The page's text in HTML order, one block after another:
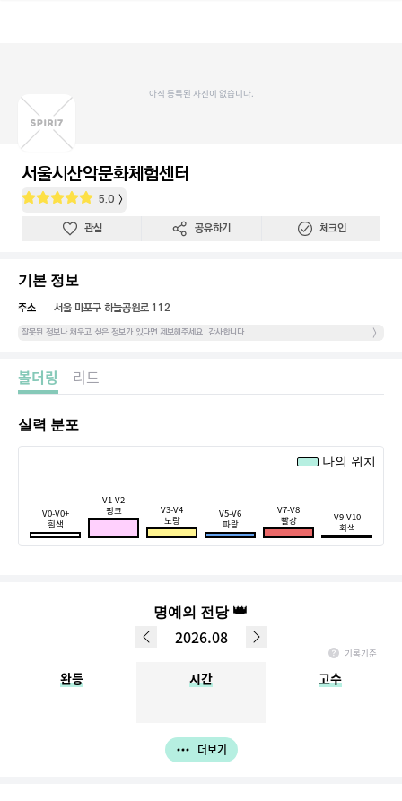
아직 등록된 사진이 없습니다.
서울시산악문화체험센터
5.0
관심
공유하기 체크인
기본 정보
주소 서울 마포구 하늘공원로 112
잘못된 정보나 채우고 싶은 정보가 있다면 제보해주세요. 감사합니다
볼더링 리드
실력 분포
나의 위치
흰색
V0-V0+ 핑크
V1-V2
노랑
V3-V4
파랑
V5-V6
빨강
V7-V8
회색
V9-V10
명예의 전당 👑
2026.08
기록기준
매월 1일 ~ 마지막일 기록, 다음 달 1일 정오까지 입력한 데이터만 반영됩니다.
(ex. 3월 명예의 전당 - 4월 1일 정오 이전까지 입력완료한 결과가 반영)
완등 시간 고수
더보기